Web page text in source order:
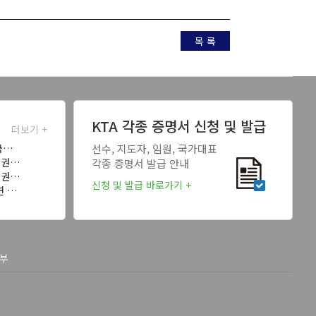
목 록
…
권…
권…
…
더보기 + KTA 각종 증명서 신청 및 발급
선수, 지도자, 임원, 국가대표
각종 증명서 발급 안내
신청 및 발급 바로가기 +